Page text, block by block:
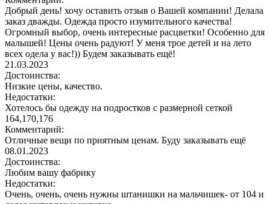
Добрый день! хочу оставить отзыв о Вашей компании! Делала
заказ дважды. Одежда просто изумительного качества!
Огромный выбор, очень интересные расцветки! Особенно для
малышей! Цены очень радуют! У меня трое детей и на лето
всех одела у вас!)) Будем заказывать ещё!
21.03.2023
Достоинства:
Низкие цены, качество.
Недостатки:
Хотелось бы одежду на подростков с размерной сеткой
164,170,176
Комментарий:
Отличные вещи по приятным ценам. Буду заказывать ещё
08.01.2023
Достоинства:
Любим вашу фабрику
Недостатки:
Очень, очень, очень нужны штанишки на мальчишек- от 104 и